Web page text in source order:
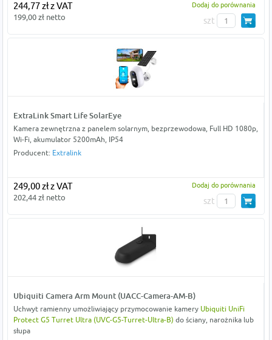
244,77 zł z VAT
199,00 zł netto
Dodaj do porównania
szt
ExtraLink Smart Life SolarEye
Kamera zewnętrzna z panelem solarnym, bezprzewodowa, Full HD 1080p,
Wi-Fi, akumulator 5200mAh, IP54
Producent: Extralink
249,00 zł z VAT
202,44 zł netto
Dodaj do porównania
szt
Ubiquiti Camera Arm Mount (UACC-Camera-AM-B)
Uchwyt ramienny umożliwiający przymocowanie kamery Ubiquiti UniFi
Protect G5 Turret Ultra (UVC-G5-Turret-Ultra-B) do ściany, narożnika lub
słupa